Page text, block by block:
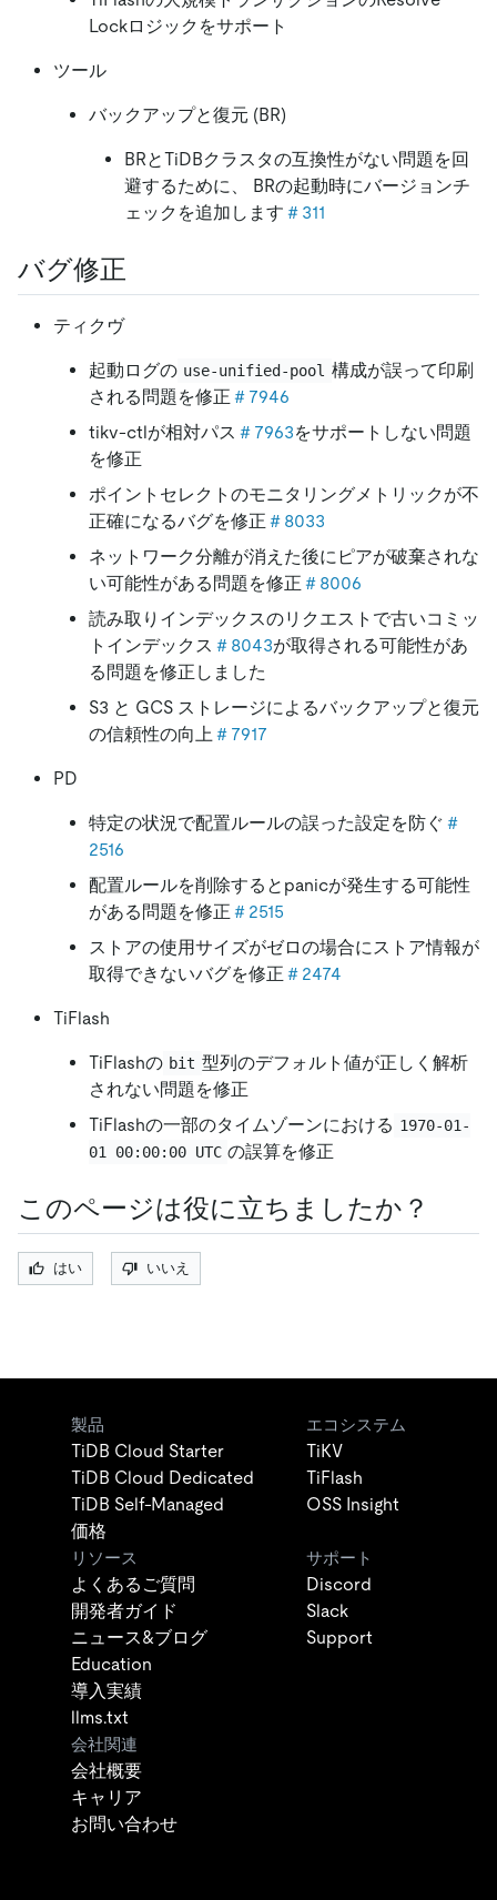
Lockロジックをサポート
ツール
バックアップと復元 (BR)
BRとTiDBクラスタの互換性がない問題を回
避するために、 BRの起動時にバージョンチ
ェックを追加します ＃311
バグ修正
ティクヴ
起動ログの use-unified-pool 構成が誤って印刷
される問題を修正 ＃7946
tikv-ctlが相対パス ＃7963をサポートしない問題
を修正
ポイントセレクトのモニタリングメトリックが不
正確になるバグを修正 ＃8033
ネットワーク分離が消えた後にピアが破棄されな
い可能性がある問題を修正 ＃8006
読み取りインデックスのリクエストで古いコミッ
トインデックス ＃8043が取得される可能性があ
る問題を修正しました
S3 と GCS ストレージによるバックアップと復元
の信頼性の向上＃7917
PD
特定の状況で配置ルールの誤った設定を防ぐ ＃
2516
配置ルールを削除するとpanicが発生する可能性
がある問題を修正 ＃2515
ストアの使用サイズがゼロの場合にストア情報が
取得できないバグを修正 ＃2474
TiFlash
TiFlashの bit 型列のデフォルト値が正しく解析
されない問題を修正
TiFlashの一部のタイムゾーンにおける 1970-01-
01 00:00:00 UTC の誤算を修正
このページは役に立ちましたか？
はい いいえ
製品
TiDB Cloud Starter
TiDB Cloud Dedicated
TiDB Self-Managed
価格
エコシステム
TiKV
TiFlash
OSS Insight
リソース
よくあるご質問
開発者ガイド
ニュース&ブログ
Education
導入実績
llms.txt
サポート
Discord
Slack
Support
会社関連
会社概要
キャリア
お問い合わせ